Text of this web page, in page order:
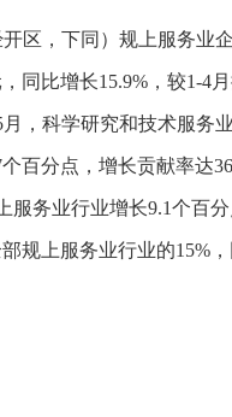
区，下同）规上服务业
同比增长15.9%，较1-4
，科学研究和技术服务
百分点，增长贡献率达
服务业行业增长9.1个百
规上服务业行业的15%